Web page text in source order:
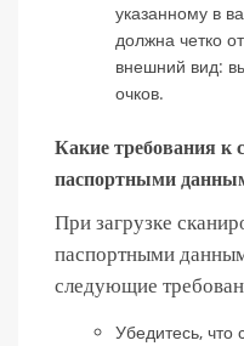
указанному в
должна четко
внешний вид:
очков.
Какие требования к
паспортными
При загрузке
паспортными
следующие
Убедитесь, что